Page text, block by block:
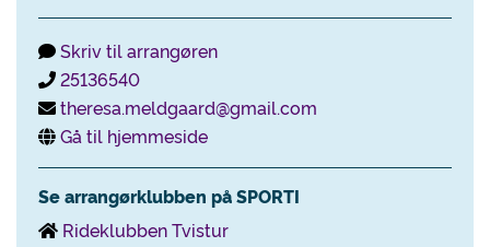
Skriv til arrangøren
25136540
theresa.meldgaard@gmail.com
Gå til hjemmeside
Se arrangørklubben på SPORTI
Rideklubben Tvistur